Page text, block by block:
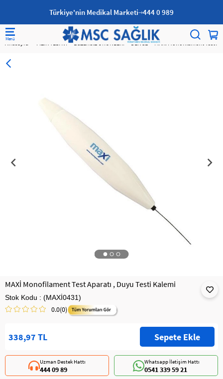
Türkiye'nin Medikal Marketi 444 0 989
Anasayfa FİZİK TEDAVİ EGZERSİZ ÜRÜNLERİ DENGE MAXİ Monofilament Test
MAXİ Monofilament Test Aparatı , Duyu Testi Kalemi
Stok Kodu (MAXİ0431)
0.0(0)
338,97 TL
Whatsapp İletişim Hattı
0541 339 59 21
Uzman Destek Hattı
444 09 89